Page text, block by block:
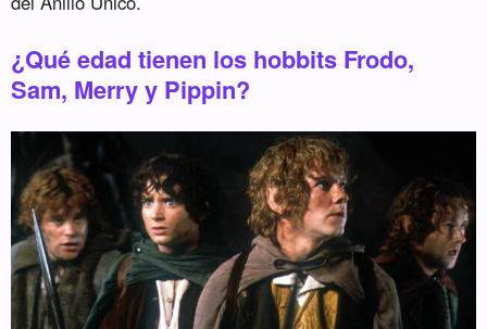
¿Qué edad tienen los hobbits Frodo,
Sam, Merry y Pippin?